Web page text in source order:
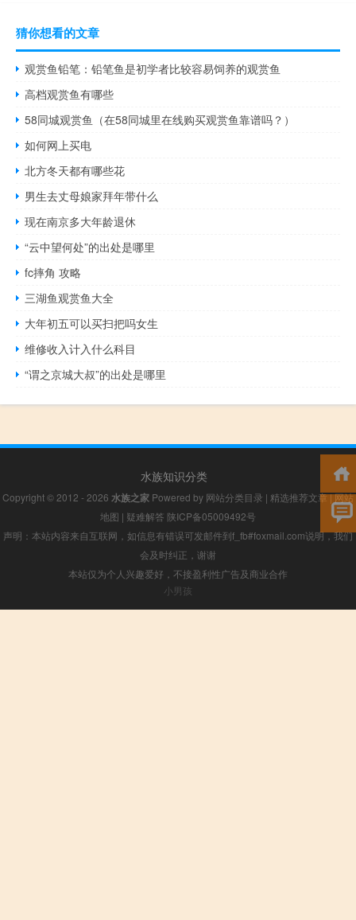
猜你想看的文章
观赏鱼铅笔：铅笔鱼是初学者比较容易饲养的观赏鱼
高档观赏鱼有哪些
58同城观赏鱼（在58同城里在线购买观赏鱼靠谱吗？）
如何网上买电
北方冬天都有哪些花
男生去丈母娘家拜年带什么
现在南京多大年龄退休
“云中望何处”的出处是哪里
fc摔角 攻略
三湖鱼观赏鱼大全
大年初五可以买扫把吗女生
维修收入计入什么科目
“谓之京城大叔”的出处是哪里
水族知识分类
Copyright © 2012 - 2026 水族之家 Powered by 网站分类目录 | 精选推荐文章|网站
地图 | 疑难解答 陕ICP备05009492号
声明：本站内容来自互联网，如信息有错误可发邮件到f_fb#foxmail.com说明，我们
会及时纠正，谢谢
本站仅为个人兴趣爱好，不接盈利性广告及商业合作
小男孩